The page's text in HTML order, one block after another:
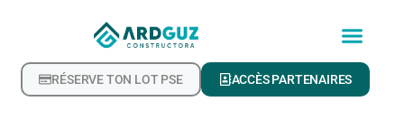
RÉSERVE TON LOT PSE ACCÈS PARTENAIRES